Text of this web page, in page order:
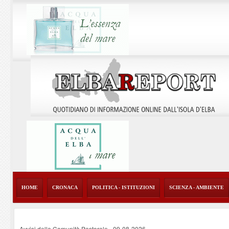
HOME CRONACA POLITICA - ISTITUZIONI SCIENZA - AMBIENTE